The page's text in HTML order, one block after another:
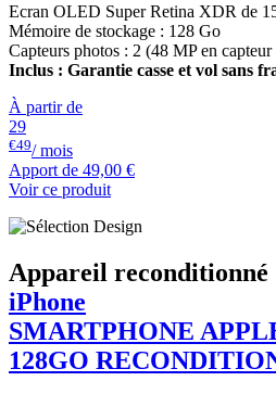
Ecran OLED Super Retina XDR de
Mémoire de stockage : 128 Go
Capteurs photos : 2 (48 MP en
Inclus : Garantie casse et vol sans
À partir de
29
€49/ mois
Apport de 49,00 €
Voir ce produit
Appareil reconditionné
iPhone
SMARTPHONE
128GO